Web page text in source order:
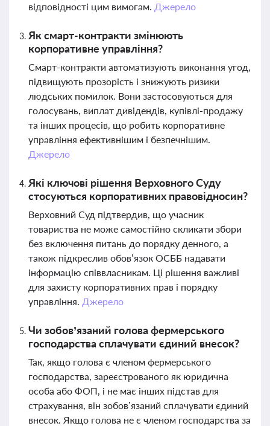
відповідності цим вимогам. Джерело
Як смарт-контракти змінюють
корпоративне управління?
Смарт-контракти автоматизують виконання угод,
підвищують прозорість і знижують ризики
людських помилок. Вони застосовуються для
голосувань, виплат дивідендів, купівлі-продажу
та інших процесів, що робить корпоративне
управління ефективнішим і безпечнішим.
Джерело
Які ключові рішення Верховного Суду
стосуються корпоративних правовідносин?
Верховний Суд підтвердив, що учасник
товариства не може самостійно скликати збори
без включення питань до порядку денного, а
також підкреслив обов’язок ОСББ надавати
інформацію співвласникам. Ці рішення важливі
для захисту корпоративних прав і порядку
управління. Джерело
Чи зобов’язаний голова фермерського
господарства сплачувати єдиний внесок?
Так, якщо голова є членом фермерського
господарства, зареєстрованого як юридична
особа або ФОП, і не має інших підстав для
страхування, він зобов’язаний сплачувати єдиний
внесок. Якщо голова не є членом господарства за